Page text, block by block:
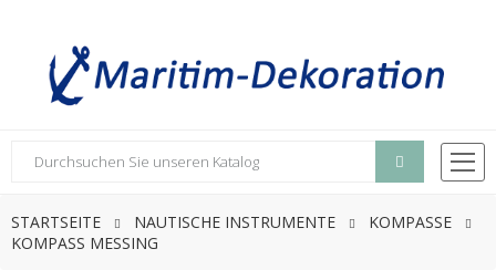
STARTSEITE NAUTISCHE INSTRUMENTE
KOMPASSE
KOMPASS MESSING